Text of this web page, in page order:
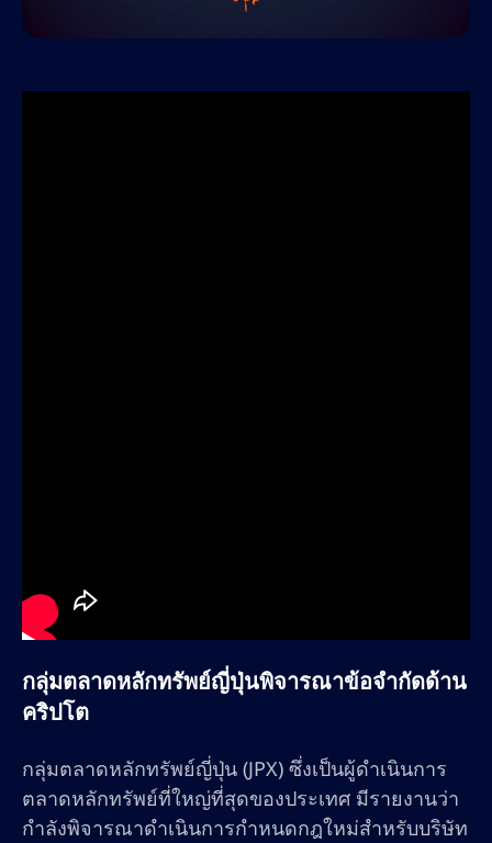
กลุ่มตลาดหลักทรัพย์ญี่ปุ่นพิจารณาข้อจำกัดด้าน
คริปโต
กลุ่มตลาดหลักทรัพย์ญี่ปุ่น (JPX) ซึ่งเป็นผู้ดำเนินการ
ตลาดหลักทรัพย์ที่ใหญ่ที่สุดของประเทศ มีรายงานว่า
กำลังพิจารณาดำเนินการกำหนดกฎใหม่สำหรับบริษัท